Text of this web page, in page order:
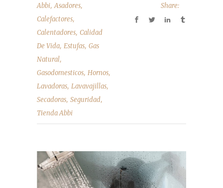
Abbi,Asadores,
Calefactores,
Calentadores, Calidad
De Vida, Estufas, Gas
Natural,
Gasodomesticos, Hornos,
Lavadoras, Lavavajillas,
Secadoras, Seguridad,
Tienda Abbi
Share: